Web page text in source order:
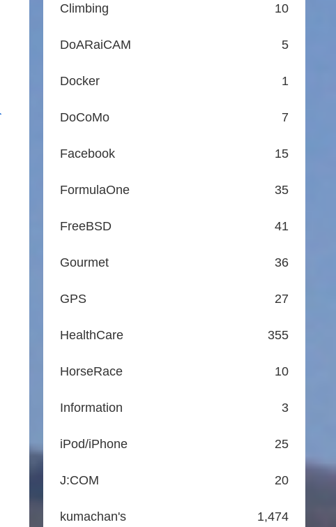
Climbing 10
DoARaiCAM 5
Docker 1
DoCoMo 7
Facebook 15
FormulaOne 35
FreeBSD 41
Gourmet 36
GPS 27
HealthCare 355
HorseRace 10
Information 3
iPod/iPhone 25
J:COM 20
kumachan's 1,474